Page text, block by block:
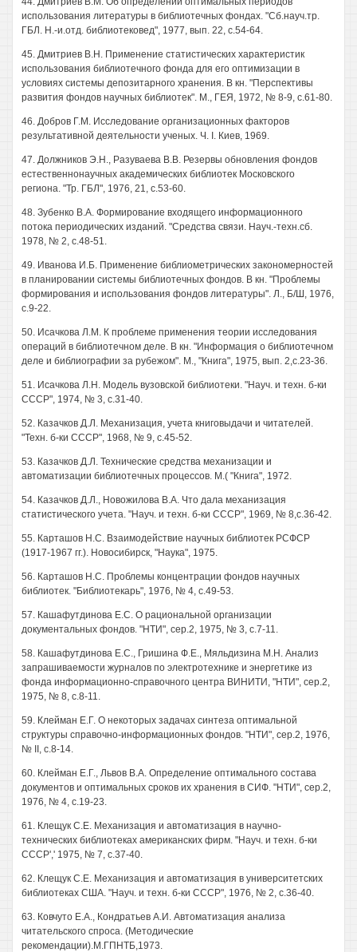
использования литературы в библиотечных фондах. "Сб.науч.тр.
ГБЛ. Н.-и.отд. библиотековед", 1977, вып. 22, с.54-64.
45. Дмитриев В.Н. Применение статистических характеристик
использования библиотечного фонда для его оптимизации в
условиях системы депозитарного хранения. В кн. "Перспективы
развития фондов научных библиотек". М., ГЕЯ, 1972, № 8-9, с.61-80.
46. Добров Г.М. Исследование организационных факторов
результативной деятельности ученых. Ч. I. Киев, 1969.
47. Должников Э.Н., Разуваева В.В. Резервы обновления фондов
естественнонаучных академических библиотек Московского
региона. "Тр. ГБЛ", 1976, 21, с.53-60.
48. Зубенко В.А. Формирование входящего информационного
потока периодических изданий. "Средства связи. Науч.-техн.сб.
1978, № 2, с.48-51.
49. Иванова И.Б. Применение библиометрических закономерностей
в планировании системы библиотечных фондов. В кн. "Проблемы
формирования и использования фондов литературы". Л., Б/Ш, 1976,
с.9-22.
50. Исачкова Л.М. К проблеме применения теории исследования
операций в библиотечном деле. В кн. "Информация о библиотечном
деле и библиографии за рубежом". М., "Книга", 1975, вып. 2,с.23-36.
51. Исачкова Л.Н. Модель вузовской библиотеки. "Науч. и техн. б-ки
СССР", 1974, № 3, с.31-40.
52. Казачков Д.Л. Механизация, учета книговыдачи и читателей.
"Техн. б-ки СССР", 1968, № 9, с.45-52.
53. Казачков Д.Л. Технические средства механизации и
автоматизации библиотечных процессов. М.( "Книга", 1972.
54. Казачков Д.Л., Новожилова В.А. Что дала механизация
статистического учета. "Науч. и техн. б-ки СССР", 1969, № 8,с.36-42.
55. Карташов Н.С. Взаимодействие научных библиотек РСФСР
(1917-1967 гг.). Новосибирск, "Наука", 1975.
56. Карташов Н.С. Проблемы концентрации фондов научных
библиотек. "Библиотекарь", 1976, № 4, с.49-53.
57. Кашафутдинова Е.С. О рациональной организации
документальных фондов. "НТИ", сер.2, 1975, № 3, с.7-11.
58. Кашафутдинова Е.С., Гришина Ф.Е., Мяльдизина М.Н. Анализ
запрашиваемости журналов по электротехнике и энергетике из
фонда информационно-справочного центра ВИНИТИ, "НТИ", сер.2,
1975, № 8, с.8-11.
59. Клейман Е.Г. О некоторых задачах синтеза оптимальной
структуры справочно-информационных фондов. "НТИ", сер.2, 1976,
№ II, с.8-14.
60. Клейман Е.Г., Львов В.А. Определение оптимального состава
документов и оптимальных сроков их хранения в СИФ. "НТИ", сер.2,
1976, № 4, с.19-23.
61. Клещук С.Е. Механизация и автоматизация в научно-
технических библиотеках американских фирм. "Науч. и техн. б-ки
СССР',' 1975, № 7, с.37-40.
62. Клещук С.Е. Механизация и автоматизация в университетских
библиотеках США. "Науч. и техн. б-ки СССР", 1976, № 2, с.36-40.
63. Ковчуто Е.А., Кондратьев А.И. Автоматизация анализа
читательского спроса. (Методические
рекомендации).М.ГПНТБ,1973.